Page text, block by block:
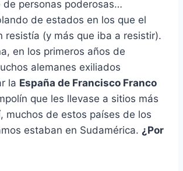
de personas poderosas…
de estados en los que el
resistía (y más que iba a resistir).
en los primeros años de
alemanes exiliados
la España de Francisco Franco
que les llevase a sitios más
muchos de estos países de los
estaban en Sudamérica. ¿Por